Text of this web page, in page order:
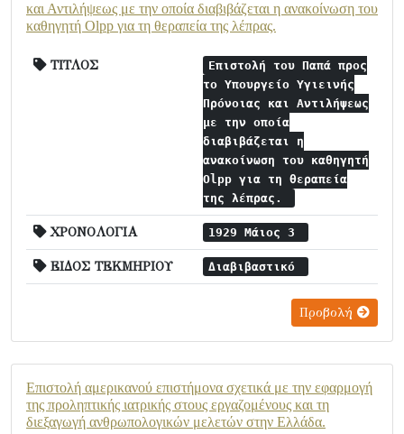
και Αντιλήψεως με την οποία διαβιβάζεται η ανακοίνωση του
καθηγητή Olpp για τη θεραπεία της λέπρας.
ΤΙΤΛΟΣ
Επιστολή του Παπά προς
το Υπουργείο Υγιεινής
Πρόνοιας και Αντιλήψεως
με την οποία
διαβιβάζεται η
ανακοίνωση του καθηγητή
Olpp για τη θεραπεία
της λέπρας.
ΧΡΟΝΟΛΟΓΙΑ 1929 Μάιος 3
ΕΙΔΟΣ ΤΕΚΜΗΡΙΟΥ Διαβιβαστικό
Προβολή
Επιστολή αμερικανού επιστήμονα σχετικά με την εφαρμογή
της προληπτικής ιατρικής στους εργαζομένους και τη
διεξαγωγή ανθρωπολογικών μελετών στην Ελλάδα.